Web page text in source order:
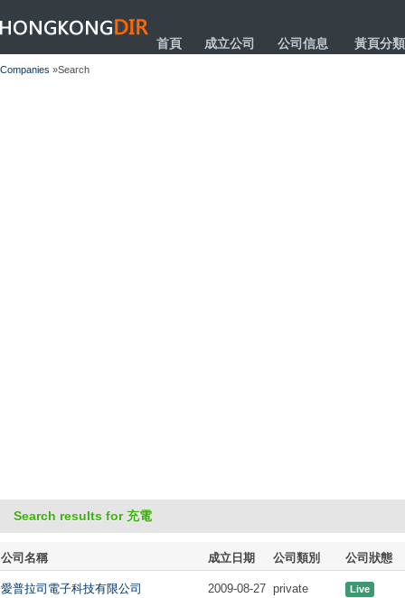
HONGKONGDIR
首頁 成立公司 公司信息 黃頁分類
Companies »Search
Search results for 充電
公司名稱 成立日期 公司類別 公司狀態
愛普拉司電子科技有限公司 2009-08-27 private Live